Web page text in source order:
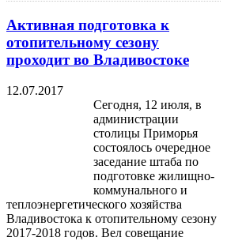
Активная подготовка к
отопительному сезону
проходит во Владивостоке
12.07.2017
Сегодня, 12 июля, в
администрации
столицы Приморья
состоялось очередное
заседание штаба по
подготовке жилищно-
коммунального и
теплоэнергетического хозяйства
Владивостока к отопительному сезону
2017-2018 годов. Вел совещание